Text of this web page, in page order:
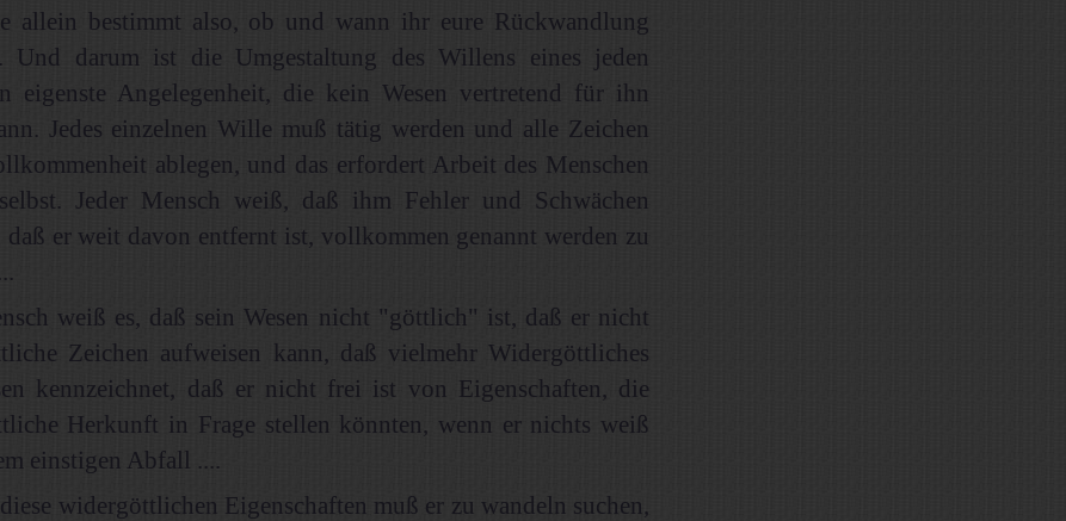
allein bestimmt also, ob und wann ihr eure Rückwandlung
Und darum ist die Umgestaltung des Willens eines jeden
eigenste Angelegenheit, die kein Wesen vertretend für ihn
Jedes einzelnen Wille muß tätig werden und alle Zeichen
ablegen, und das erfordert Arbeit des Menschen
Jeder Mensch weiß, daß ihm Fehler und Schwächen
daß er weit davon entfernt ist, vollkommen genannt werden zu
weiß es, daß sein Wesen nicht "göttlich" ist, daß er nicht
Zeichen aufweisen kann, daß vielmehr Widergöttliches
kennzeichnet, daß er nicht frei ist von Eigenschaften, die
Herkunft in Frage stellen könnten, wenn er nichts weiß
einstigen Abfall ....
widergöttlichen Eigenschaften muß er zu wandeln suchen,